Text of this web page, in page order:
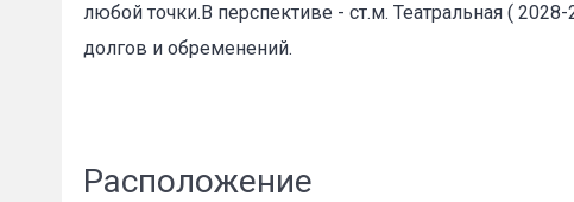
любой точки.В перспективе - ст.м. Театральная (
долгов и обременений.
Расположение